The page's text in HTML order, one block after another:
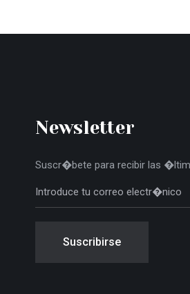
Newsletter
Suscr�bete para recibir las
Suscribirse